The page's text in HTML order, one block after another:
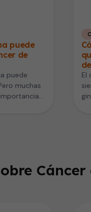
puede
de
puede
muchas
El